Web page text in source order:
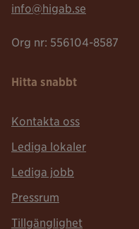
Mailadress:
info@higab.se
Org nr: 556104-8587
Hitta snabbt
Kontakta oss
Lediga lokaler
Lediga jobb
Pressrum
Tillgänglighet